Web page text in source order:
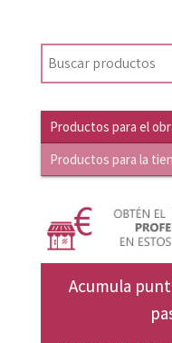
22,26€.
Productos para el
Productos para la
Acumula